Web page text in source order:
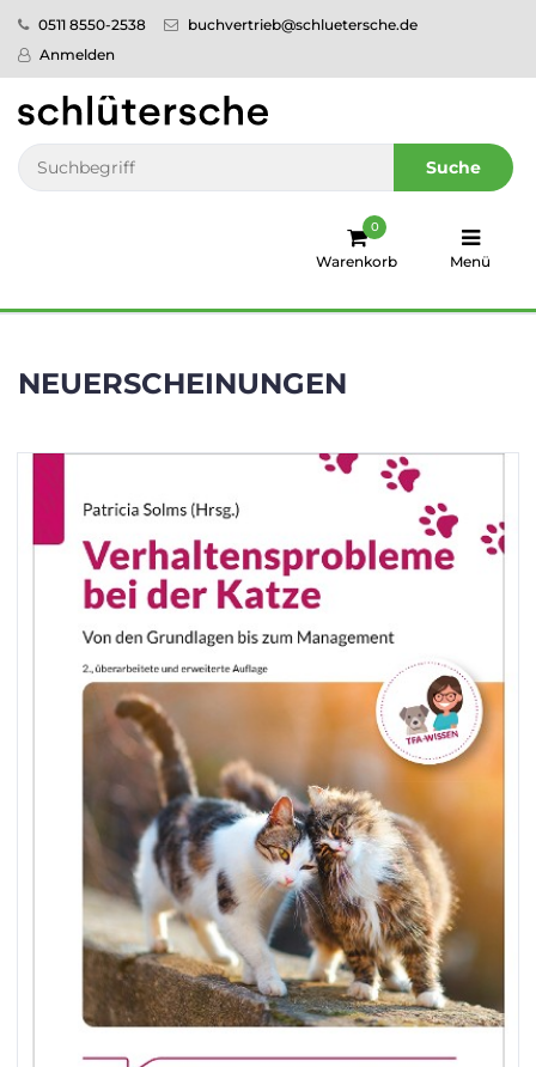
0511 8550-2538
buchvertrieb@schluetersche.de
Anmelden
Suche
Warenkorb
0
Menü
Pflege
Veterinär­
medizin
humboldt
Sale!
Service
NEUERSCHEINUNGEN